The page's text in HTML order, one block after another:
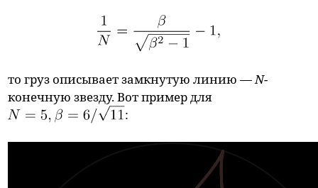
то груз описывает замкнутую линию —N-
конечную звезду. Вот пример для
: